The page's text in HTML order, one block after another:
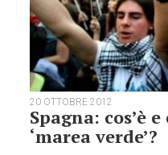
20 OTTOBRE 2012
Spagna: cos’è
‘marea verde’?